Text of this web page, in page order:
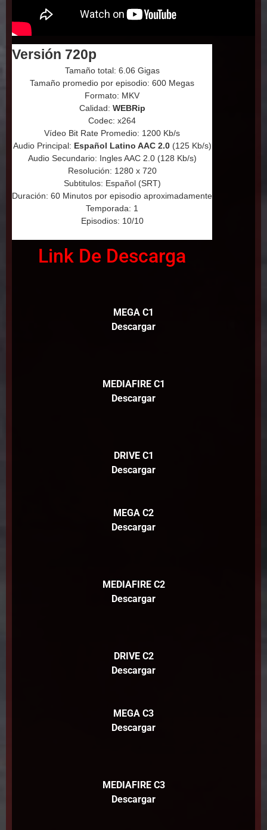
Versión 720p
Tamaño total: 6.06 Gigas
Tamaño promedio por episodio: 600 Megas
Formato: MKV
Calidad: WEBRip
Codec: x264
Vídeo Bit Rate Promedio: 1200 Kb/s
Audio Principal: Español Latino AAC 2.0 (125 Kb/s)
Audio Secundario: Ingles AAC 2.0 (128 Kb/s)
Resolución: 1280 x 720
Subtitulos: Español (SRT)
Duración: 60 Minutos por episodio aproximadamente
Temporada: 1
Episodios: 10/10
Link De Descarga
MEGA C1
Descargar
MEDIAFIRE C1
Descargar
DRIVE C1
Descargar
MEGA C2
Descargar
MEDIAFIRE C2
Descargar
DRIVE C2
Descargar
MEGA C3
Descargar
MEDIAFIRE C3
Descargar